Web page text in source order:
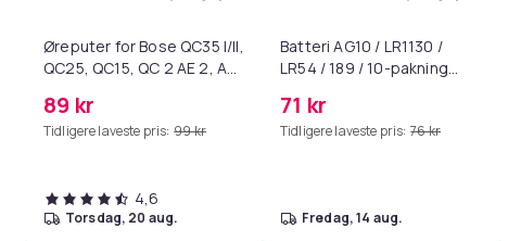
Øreputer for Bose QC35 I/II,
QC25, QC15, QC 2 AE 2, AE
SoundLink Black
89 kr
Tidligere laveste pris: 99 kr
4,6
torsdag, 20 aug.
Batteri AG10 / LR1130 /
LR54 / 189 / 10-pakning
71 kr
Tidligere laveste pris: 76 kr
fredag, 14 aug.